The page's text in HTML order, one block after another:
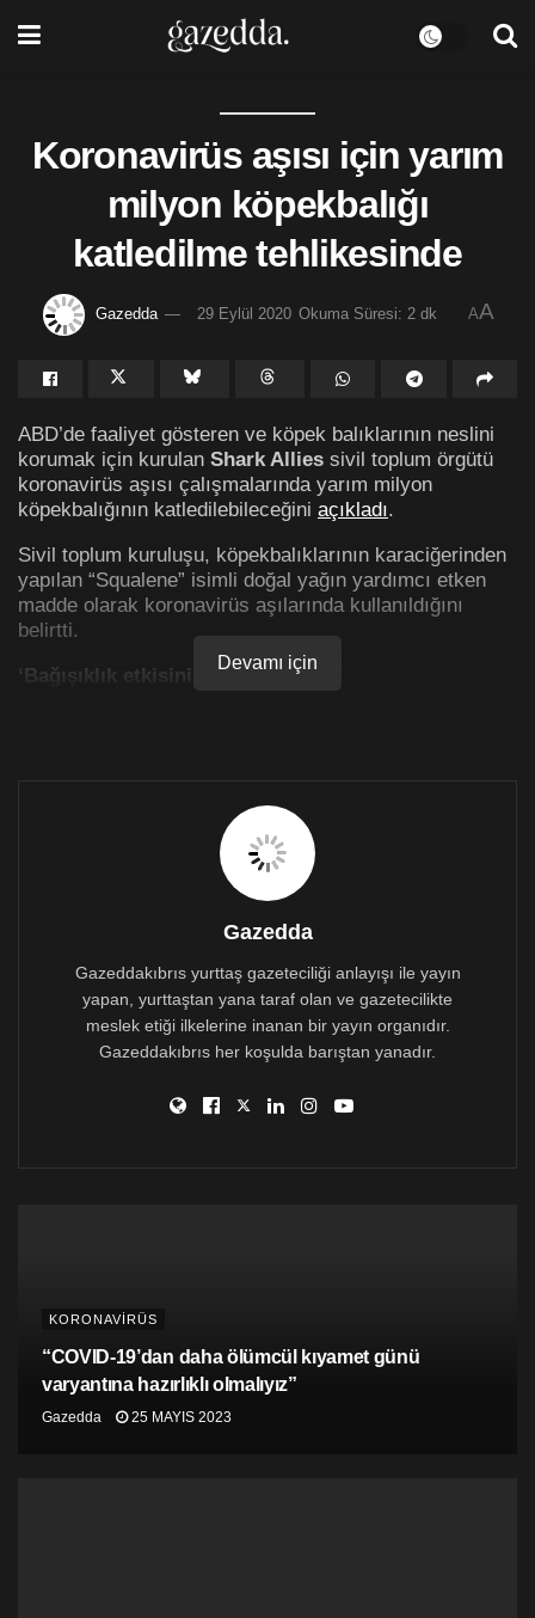
Koronavirüs aşısı için yarım
milyon köpekbalığı
katledilme tehlikesinde
Gazedda 29 Eylül 2020 Okuma Süresi: 2 dk AA
ABD’de faaliyet gösteren ve köpek balıklarının neslini
korumak için kurulan Shark Allies sivil toplum örgütü
koronavirüs aşısı çalışmalarında yarım milyon
köpekbalığının katledilebileceğini açıkladı.
Sivil toplum kuruluşu, köpekbalıklarının karaciğerinden
yapılan “Squalene” isimli doğal yağın yardımcı etken
madde olarak koronavirüs aşılarında kullanıldığını
belirtti.
‘Bağışıklık etkisini artırıyor’
belirtti. Brendl, mevcut bazı koronavirüs aşısı
adaylarında da bu yağın kullanıldığını ifade etti.
Squalene maddesinin kullanılan bir koronavirüs aşı
adayının piyasaya sürülmesi ve tüm dünya için
kullanıma sunulması halinde yaklaşık 250 bin
köpekbalığının katledilmesi gerektiği kaydedildi.
Yarım milyon köpekbalığının katledilmesi gerekir
Bir kişinin koronavirüse karşı bağışıklık kazanması için
yarım milyon köpekbalığının katledilmesi anlamına
Devamı için
Gazedda
Gazeddakıbrıs yurttaş gazeteciliği anlayışı ile yayın
yapan, yurttaştan yana taraf olan ve gazetecilikte
meslek etiği ilkelerine inanan bir yayın organıdır.
Gazeddakıbrıs her koşulda barıştan yanadır.
KORONAVİRÜS
“COVID-19’dan daha ölümcül kıyamet günü
varyantına hazırlıklı olmalıyız”
Gazedda 25 MAYIS 2023